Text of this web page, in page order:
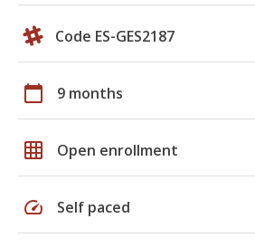
Code ES-GES2187
calendar_today 9 months
grid_on Open enrollment
speed Self paced